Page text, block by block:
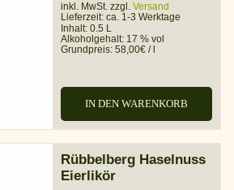
inkl. MwSt. zzgl. Versand
Lieferzeit: ca. 1-3 Werktage
Inhalt: 0.5 L
Alkoholgehalt: 17 % vol
Grundpreis: 58,00€ /
IN DEN WARENKORB
Rübbelberg Haselnuss
Eierlikör